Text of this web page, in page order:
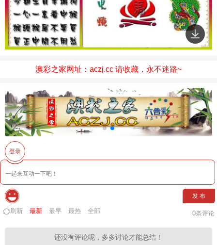
澳彩之家网址：aczj.cc 请收藏，永不迷路~
登录
发 布
刷新 最新 最早 最热 全部 0条评论
还没有评论呢，多多讨论才能总结！